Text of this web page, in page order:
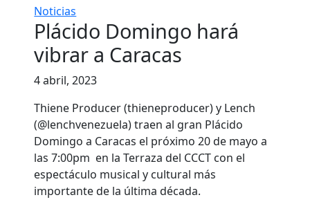
Noticias
Plácido Domingo hará
vibrar a Caracas
4 abril, 2023
Thiene Producer (thieneproducer) y Lench
(@lenchvenezuela) traen al gran Plácido
Domingo a Caracas el próximo 20 de mayo a
las 7:00pm en la Terraza del CCCT con el
espectáculo musical y cultural más
importante de la última década.